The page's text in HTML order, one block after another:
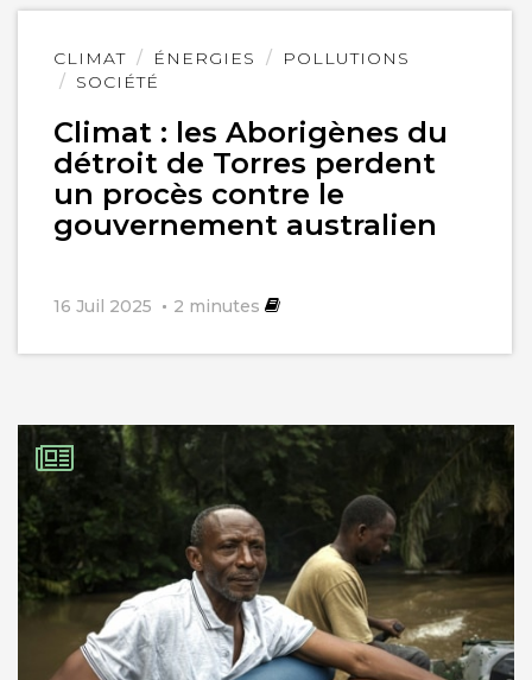
CLIMAT ÉNERGIES
POLLUTIONS
SOCIÉTÉ
Climat : les Aborigènes du
détroit de Torres perdent
un procès contre le
gouvernement australien
16 Juil 2025 2 minutes
Lire
l'article